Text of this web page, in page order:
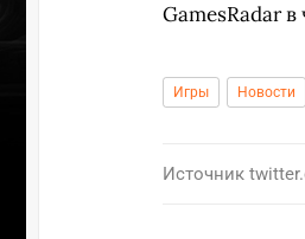
GamesRadar в
Игры Новости
Источник